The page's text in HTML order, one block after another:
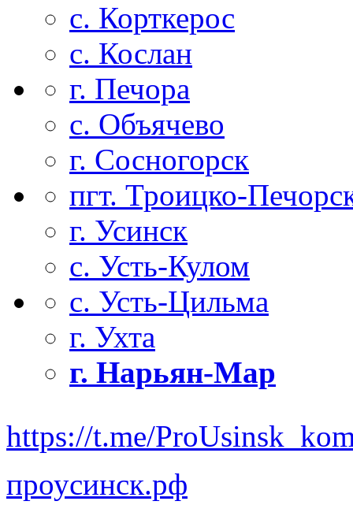
с. Корткерос
с. Кослан
г. Печора
с. Объячево
г. Сосногорск
пгт. Троицко-
г. Усинск
с. Усть-Кулом
с. Усть-Цильма
г. Ухта
г. Нарьян-Мар
https://t.me/
проусинск.рф